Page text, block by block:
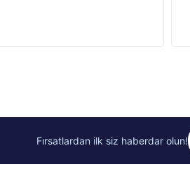
Fırsatlardan ilk siz haberdar olun!